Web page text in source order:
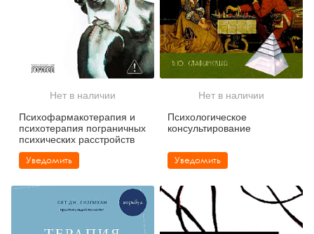
Нет в наличии
Психофармакотерапия и
психотерапия пограничных
психических расстройств
Уведомить
Нет в наличии
Психологическое
консультирование
Уведомить